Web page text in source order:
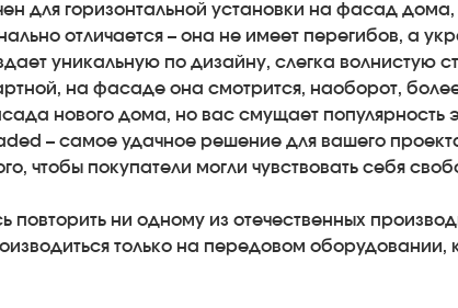
для горизонтальной установки на фасад
отличается – она не имеет перегибов, а
уникальную по дизайну, слегка волнистую
на фасаде она смотрится, наоборот, более
нового дома, но вас смущает популярность
– самое удачное решение для вашего
чтобы покупатели могли чувствовать себя
ни одному из отечественных
только на передовом